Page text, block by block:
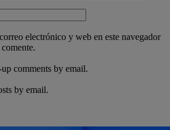
electrónico y web en este navegador
comments by email.
by email.